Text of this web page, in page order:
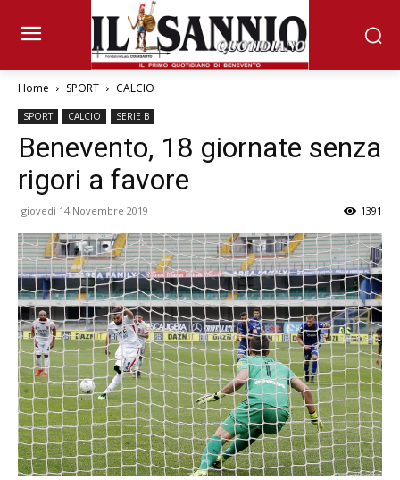
Home SPORT CALCIO
SPORT CALCIO SERIE B
Benevento, 18 giornate senza
rigori a favore
giovedì 14 Novembre 2019 1391